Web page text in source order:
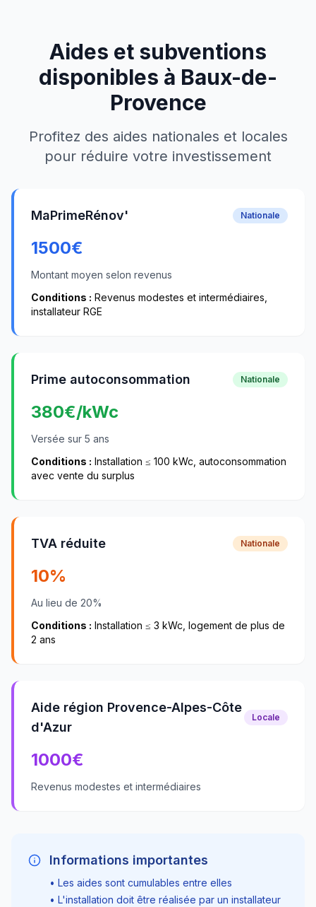
Aides et subventions
disponibles à Baux-de-
Provence
Profitez des aides nationales et locales
pour réduire votre investissement
MaPrimeRénov' Nationale
1500€
Montant moyen selon revenus
Conditions : Revenus modestes et intermédiaires,
installateur RGE
Prime autoconsommation Nationale
380€/kWc
Versée sur 5 ans
Conditions : Installation ≤ 100 kWc, autoconsommation
avec vente du surplus
TVA réduite Nationale
10%
Au lieu de 20%
Conditions : Installation ≤ 3 kWc, logement de plus de
2 ans
Aide région Provence-Alpes-Côte
d'Azur
Locale
1000€
Revenus modestes et intermédiaires
Informations importantes
• Les aides sont cumulables entre elles
• L'installation doit être réalisée par un installateur